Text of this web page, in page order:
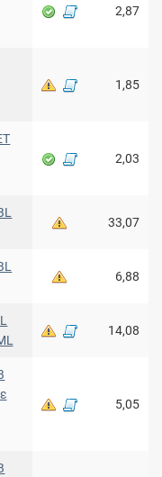
2,87
1,85
2,03
33,07
6,88
14,08
5,05